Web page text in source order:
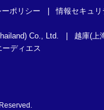
ポリシー 情報セキュ
Co., Ltd. 越庫(上
ディエス